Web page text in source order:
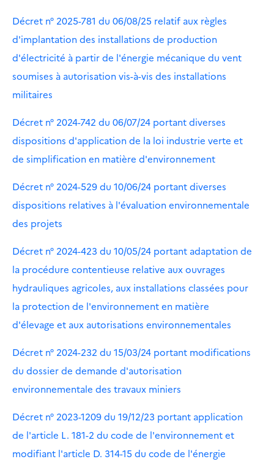
Décret n° 2025-781 du 06/08/25 relatif aux règles
d'implantation des installations de production
d'électricité à partir de l'énergie mécanique du vent
soumises à autorisation vis-à-vis des installations
militaires
Décret n° 2024-742 du 06/07/24 portant diverses
dispositions d'application de la loi industrie verte et
de simplification en matière d'environnement
Décret n° 2024-529 du 10/06/24 portant diverses
dispositions relatives à l'évaluation environnementale
des projets
Décret n° 2024-423 du 10/05/24 portant adaptation de
la procédure contentieuse relative aux ouvrages
hydrauliques agricoles, aux installations classées pour
la protection de l'environnement en matière
d'élevage et aux autorisations environnementales
Décret n° 2024-232 du 15/03/24 portant modifications
du dossier de demande d'autorisation
environnementale des travaux miniers
Décret n° 2023-1209 du 19/12/23 portant application
de l'article L. 181-2 du code de l'environnement et
modifiant l'article D. 314-15 du code de l'énergie